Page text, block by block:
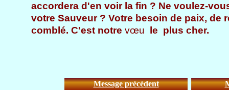
accordera d'en voir la fin ? Ne voulez-
votre Sauveur ? Votre besoin de paix, de
comblé. C'est notre vœu le plus cher.
Message précédent